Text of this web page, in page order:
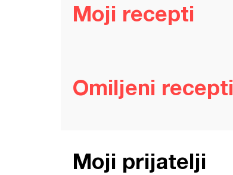
Moji recepti
Omiljeni recepti
Moji prijatelji